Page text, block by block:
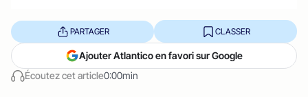
Écoutez cet article0:00min
PARTAGER CLASSER
Ajouter Atlantico en favori sur Google